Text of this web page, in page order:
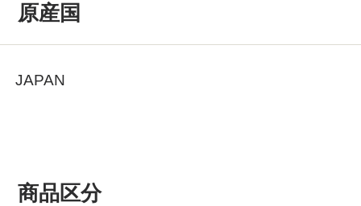
原産国
JAPAN
商品区分